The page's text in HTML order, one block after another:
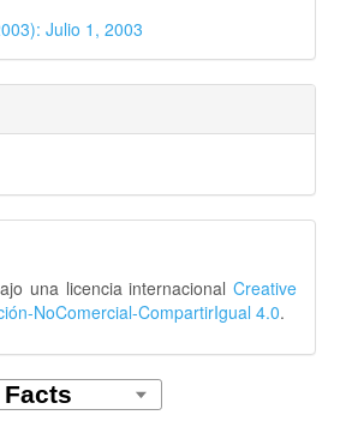
Julio 1, 2003
una licencia internacional Creative
NoComercial-CompartirIgual 4.0.